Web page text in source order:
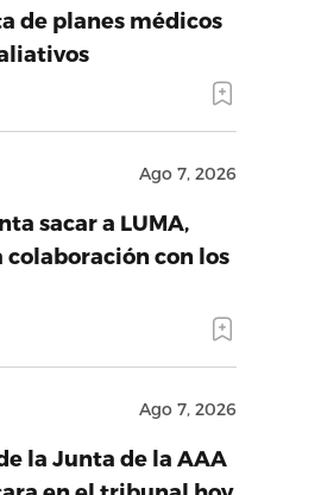
de planes médicos
Ago 7, 2026
sacar a LUMA,
colaboración con los
Ago 7, 2026
la Junta de la AAA